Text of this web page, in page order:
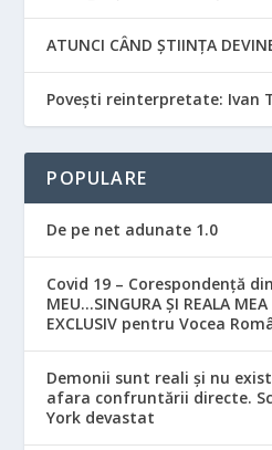
ATUNCI CÂND ȘTIINȚA
Povești reinterpretate: Ivan
POPULARE
De pe net adunate 1.0
Covid 19 – Corespondență
MEU…SINGURA ȘI REALA
EXCLUSIV pentru Vocea
Demonii sunt reali și nu
afara confruntării directe.
York devastat